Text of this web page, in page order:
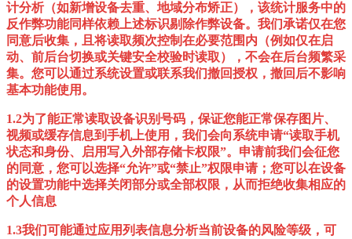
计分析（如新增设备去重、地域分布矫正），该统计服务中的
反作弊功能同样依赖上述标识剔除作弊设备。我们承诺仅在您
同意后收集，且将读取频次控制在必要范围内（例如仅在启
动、前后台切换或关键安全校验时读取），不会在后台频繁采
集。您可以通过系统设置或联系我们撤回授权，撤回后不影响
基本功能使用。
1.2为了能正常读取设备识别号码，保证您能正常保存图片、
视频或缓存信息到手机上使用，我们会向系统申请“读取手机
状态和身份、启用写入外部存储卡权限”。申请前我们会征您
的同意，您可以选择“允许”或“禁止”权限申请；您可以在设备
的设置功能中选择关闭部分或全部权限，从而拒绝收集相应的
个人信息
1.3我们可能通过应用列表信息分析当前设备的风险等级，可